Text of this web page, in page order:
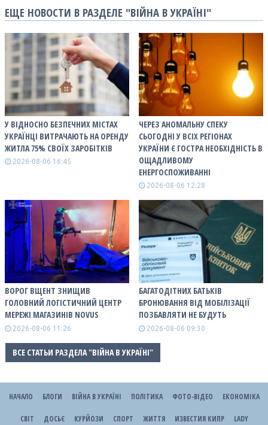
ЕЩЕ НОВОСТИ В РАЗДЕЛЕ "ВІЙНА В УКРАЇНІ"
У ВІДНОСНО БЕЗПЕЧНИХ МІСТАХ
УКРАЇНЦІ ВИТРАЧАЮТЬ НА ОРЕНДУ
ЖИТЛА 75% СВОЇХ ЗАРОБІТКІВ
2026-08-06 16:45
ЧЕРЕЗ АНОМАЛЬНУ СПЕКУ
СЬОГОДНІ У ВСІХ РЕГІОНАХ
УКРАЇНИ Є ГОСТРА НЕОБХІДНІСТЬ В
ОЩАДЛИВОМУ
ЕНЕРГОСПОЖИВАННІ
2026-08-06 12:28
ВОРОГ ВЩЕНТ ЗНИЩИВ
ГОЛОВНИЙ ЛОГІСТИЧНИЙ ЦЕНТР
МЕРЕЖІ МАГАЗИНІВ NOVUS
2026-08-06 11:26
БАГАТОДІТНИХ БАТЬКІВ
БРОНЮВАННЯ ВІД МОБІЛІЗАЦІЇ
ПОЗБАВЛЯТИ НЕ БУДУТЬ
2026-08-06 09:30
ВСЕ СТАТЬИ РАЗДЕЛА "ВІЙНА В УКРАЇНІ"
НАЧАЛО БЛОГИ ВІЙНА В УКРАЇНІ ПОЛІТИКА ФОТО-ВІДЕО ЕКОНОМІКА
СВІТ ДОСЬЄ КУРЙОЗИ СПОРТ ЖИТТЯ ИЗВЕСТИЯ КИПР LADY